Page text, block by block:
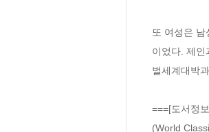
또 여성은
이었다. 제인
벌세계대박
===[도서정
(World